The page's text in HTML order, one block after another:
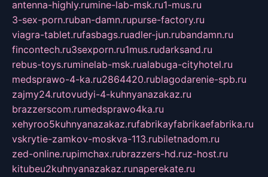
antenna-highly.rumine-lab-msk.ru1-mus.ru
3-sex-porn.ruban-damn.rupurse-factory.ru
viagra-tablet.rufasbags.ruadler-jun.rubandamn.ru
fincontech.ru3sexporn.ru1mus.rudarksand.ru
rebus-toys.ruminelab-msk.rualabuga-cityhotel.ru
medsprawo-4-ka.ru2864420.rublagodarenie-spb.ru
zajmy24.rutovudyi-4-kuhnyanazakaz.ru
brazzerscom.rumedsprawo4ka.ru
xehyroo5kuhnyanazakaz.rufabrikayfabrikaefabrika.ru
vskrytie-zamkov-moskva-113.rubiletnadom.ru
zed-online.rupimchax.rubrazzers-hd.ruz-host.ru
kitubeu2kuhnyanazakaz.runaperekate.ru